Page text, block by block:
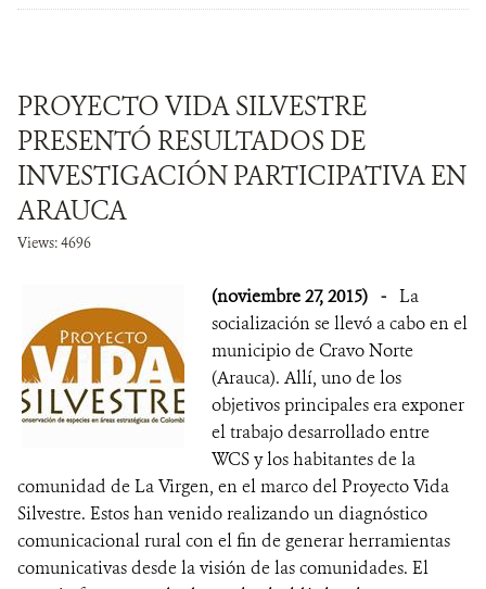
PROYECTO VIDA SILVESTRE
PRESENTÓ RESULTADOS DE
INVESTIGACIÓN PARTICIPATIVA EN
ARAUCA
Views: 4696
(noviembre 27, 2015) - La
socialización se llevó a cabo en el
municipio de Cravo Norte
(Arauca). Allí, uno de los
objetivos principales era exponer
el trabajo desarrollado entre
WCS y los habitantes de la
comunidad de La Virgen, en el marco del Proyecto Vida
Silvestre. Estos han venido realizando un diagnóstico
comunicacional rural con el fin de generar herramientas
comunicativas desde la visión de las comunidades. El